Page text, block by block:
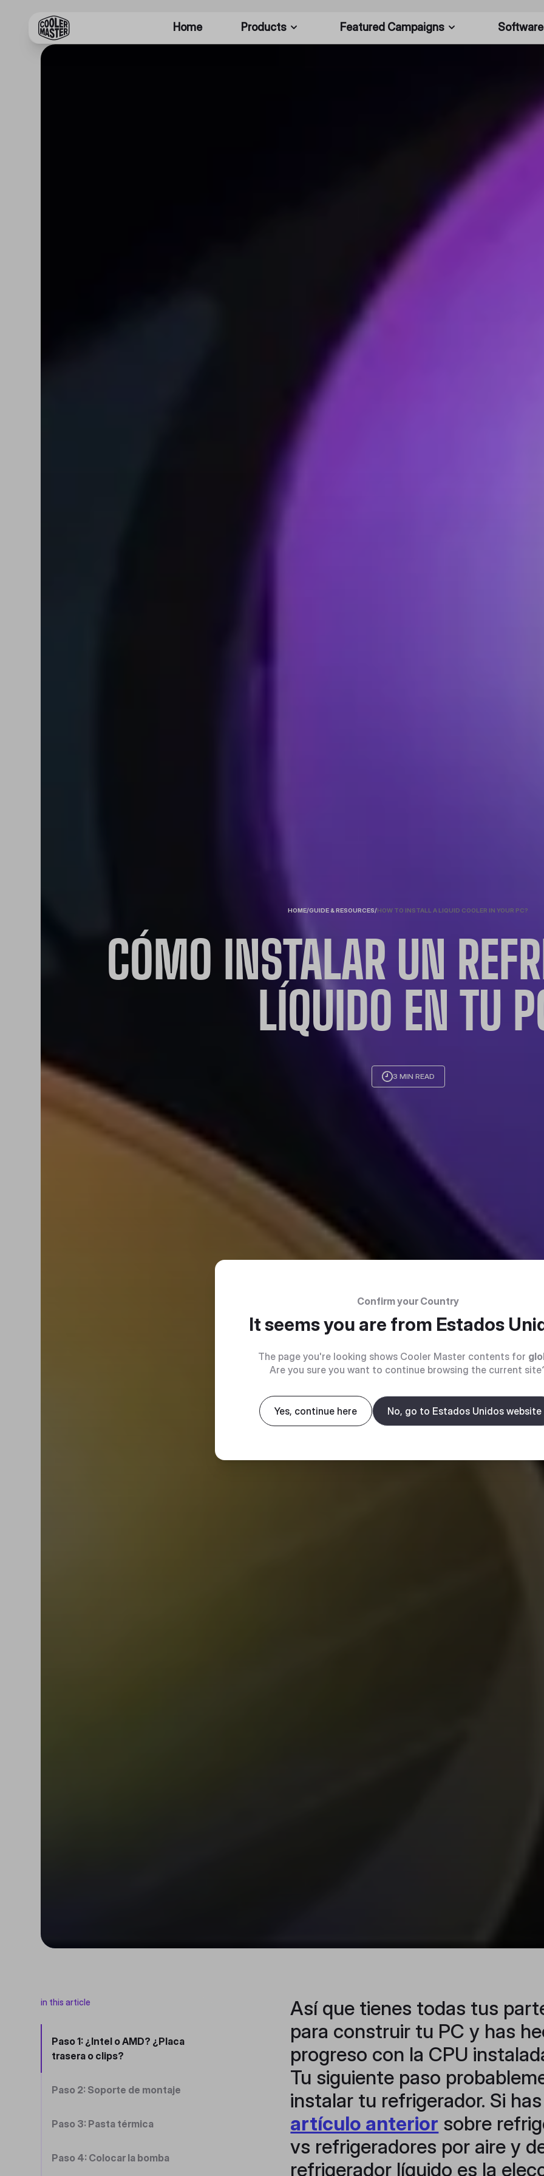
Home Products Featured Campaigns Software
HOME/GUIDE & RESOURCES/HOW TO INSTALL A LIQUID COOLER IN YOUR PC?
CÓMO INSTALAR UN
LÍQUIDO EN TU
3 MIN READ
in this article
Paso 1: ¿Intel o AMD? ¿Placa
trasera o clips?
Paso 2: Soporte de montaje
Paso 3: Pasta térmica
Paso 4: Colocar la bomba
Así que tienes todas tus
para construir tu PC y has
progreso con la CPU
Tu siguiente paso
instalar tu refrigerador. Si
artículo anterior sobre
vs refrigeradores por aire y
refrigerador líquido es la
Confirm your Country
It seems you are from Estados
The page you're looking shows Cooler Master contents for
Are you sure you want to continue browsing the current
Yes, continue here No, go to Estados Unidos website